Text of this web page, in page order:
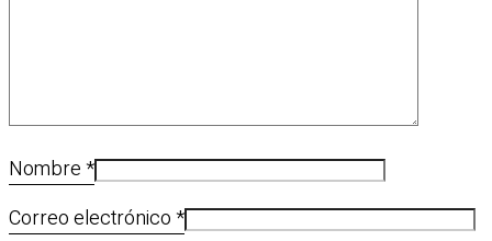
Nombre*
Correo electrónico*